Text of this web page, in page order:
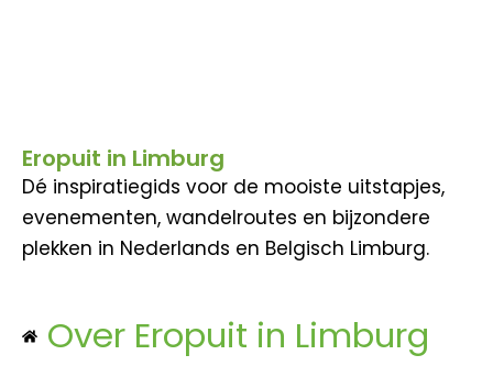
Eropuit in Limburg
Dé inspiratiegids voor de mooiste uitstapjes,
evenementen, wandelroutes en bijzondere
plekken in Nederlands en Belgisch Limburg.
Over Eropuit in Limburg